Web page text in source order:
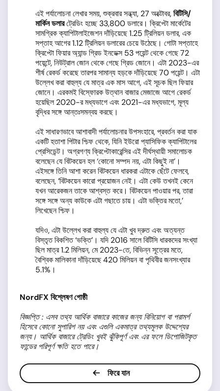
এই পর্যালোচনা লেখার সময়, শুক্রবার সন্ধ্যা, 27 অক্টোবর,বিটিসি/
মার্কিন ডলারট্রেডিং হচ্ছে 33,800 ডলারে। ক্রিপ্টো মার্কেটের
সামগ্রিক ক্যাপিটালাইজেশন দাঁড়িয়েছে 1.25 ট্রিলিয়ন ডলার, এক
সপ্তাহ আগের 1.12 ট্রিলিয়ন ডলারের চেয়ে উঠেছে। গোটা সপ্তাহে
ক্রিপ্টো ফিয়ার অ্যান্ড গ্রিড ইনডেক্স 53 পয়েন্ট থেকে গেছে 72
পয়েন্টে, নিউট্রাল জোন থেকে গেছে গ্রিড জোনে। এটা 2023-এর
শীর্ষ রেকর্ড করেছে তারপর সামান্য হড়কে দাঁড়িয়েছে 70 পয়েন্ট। এটা
উল্লেখ করা বাহুল্য যে মাত্র এক মাস আগে, এই সূচক ছিল ফিয়ার
জোনে। এরকমই বিস্ফোরক উত্থান বাজার মেজাজে আগে রেকর্ড
হয়েছিল 2020-র মধ্যভাগে এবং 2021-এর মধ্যভাগে, মূল্য
বৃদ্ধির সঙ্গে আন্তঃসমন্বয় করছে।
এই সাধারণভাবে আশাবাদী পর্যালোচনার উপসংহারে, প্রবর্তন করা যাক
একটি হতাশা পিটার শ্চিফ থেকে, যিনি ইউরো প্যাসিফিক ক্যাপিটালের
প্রেসিডেন্ট। অগ্রগণ্য ক্রিপ্টোকারেন্সির এই দীর্ঘস্থায়ী সমালোচক
বলেছেন যে বিটকয়েন হল ‘কোনো সম্পদ নয়, এটা কিছুই না’।
এইসঙ্গে তিনি আশা করেন বিটকয়েন ধারকরা এটাকে ছেঁটে ফেলবে,
বলেছেন, ‘বিটকয়েন কারো প্রয়োজন নেই। এটা কেউ তখনই কেনে
যখন আরেকজন তাকে আশ্বস্ত করে। বিটকয়েন পাওয়ার পর, তারা
সঙ্গে সঙ্গে অন্য কাউকে এটা গছাতে চায়। এটা ভক্তির মতো,’
লিখেছেন শ্চিফ।
যদিও, এটা উল্লেখ করা বাহুল্য যে এটা খুব দ্রুত এবং অত্যন্ত
বিস্তৃত বিকশিত ‘ভক্তি’। যদি 2016 সালে বিটিসি ধারকদের সংখ্যা
ছিল মাত্র 1.2 মিলিয়ন, মে 2023-তে, বিভিন্ন সূত্রের মতে,
বৈশ্বিক মালিকানা দাঁড়িয়েছে 420 মিলিয়ন বা পৃথিবীর জনসংখ্যার
5.1%।
NordFX বিশ্লেষণগোষ্ঠী
বিজ্ঞপ্তি : এসব তথ্য আর্থিক বাজারে কাজের জন্য বিনিয়োগ বা পরামর্শ
হিসেবে কোনো সুপারিশ নয় এবং এগুলি একমাত্র তথ্যমূলক উদ্দেশ্যের
জন্য। আর্থিক বাজারে ট্রেডিং খুবই ঝুঁকিপূর্ণ এবং এর ফলে ডিপোজিটকৃত
ফান্ডের পরিপূর্ণ ক্ষতি হতে পারে।
ফিরে যান